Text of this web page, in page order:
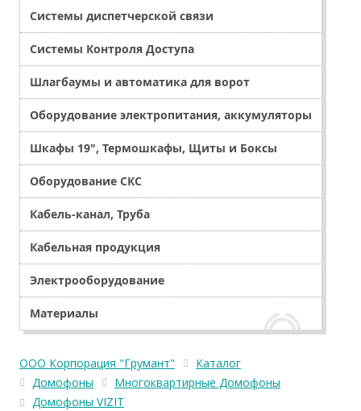
Системы диспетчерской связи
Системы Контроля Доступа
Шлагбаумы и автоматика для ворот
Оборудование электропитания, аккумуляторы
Шкафы 19", Термошкафы, Щиты и Боксы
Оборудование СКС
Кабель-канал, Труба
Кабельная продукция
Электрооборудование
Материалы
ООО Корпорация "Грумант"
Каталог
Домофоны
Многоквартирные Домофоны
Домофоны VIZIT